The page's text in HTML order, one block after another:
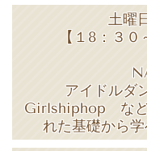
土曜
【１8：３
アイドルダ
Girlshiphop など
れた基礎から学